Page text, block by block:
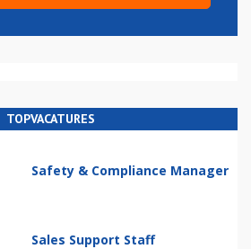
TOPVACATURES
Safety & Compliance Manager
Sales Support Staff